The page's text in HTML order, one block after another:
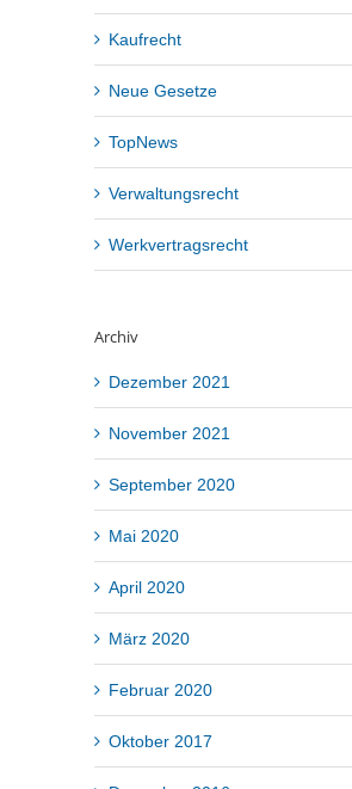
Kaufrecht
Neue Gesetze
TopNews
Verwaltungsrecht
Werkvertragsrecht
Archiv
Dezember 2021
November 2021
September 2020
Mai 2020
April 2020
März 2020
Februar 2020
Oktober 2017